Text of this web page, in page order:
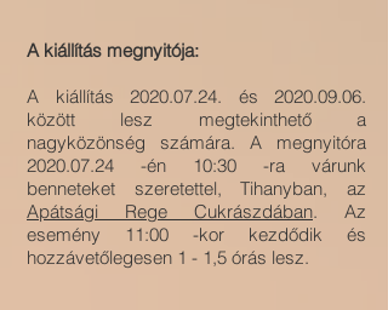
A kiállítás megnyitója:
A kiállítás 2020.07.24. és 2020.09.06.
között lesz megtekinthető a
nagyközönség számára. A megnyitóra
2020.07.24 -én 10:30 -ra várunk
benneteket szeretettel, Tihanyban, az
Apátsági Rege Cukrászdában. Az
esemény 11:00 -kor kezdődik és
hozzávetőlegesen 1 - 1,5 órás lesz.